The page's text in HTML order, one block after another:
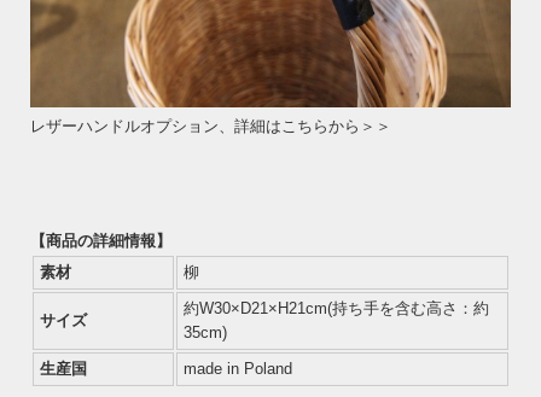
レザーハンドルオプション、詳細はこちらから＞＞
【商品の詳細情報】
素材
柳
サイズ
約W30×D21×H21cm(持ち手を含む高さ：約
35cm)
生産国
made in Poland